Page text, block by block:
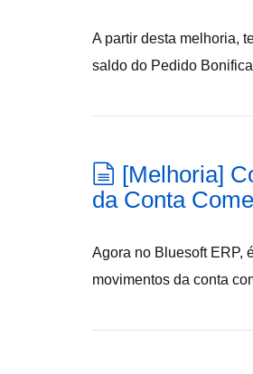
A partir desta melhoria,
saldo do Pedido
[Melhoria]
da Conta
Agora no Bluesoft ERP,
movimentos da conta